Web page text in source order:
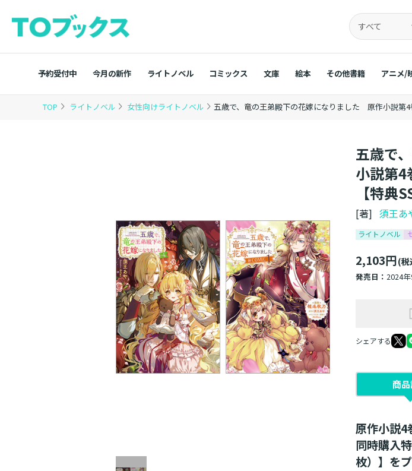
すべて
予約受付中 今月の新作 ライトノベル コミックス 文庫 絵本 その他書籍 アニメ/
TOP ライトノベル 女性向けライトノベル 五歳で、竜の王弟殿下の花嫁になりました 原作小説第
五歳で
小説第
【特典
[著]須王あ
ライトノベル
2,103円(税
発売日：2024
シェアする
商
原作小説4
同時購入
枚）】を